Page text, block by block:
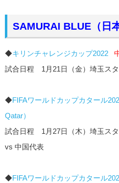
SAMURAI BLUE（日
◆キリンチャレンジカップ2022
試合日程 1月21日（金）埼玉ス
◆FIFAワールドカップカタール
Qatar）
試合日程 1月27日（木）埼玉ス
vs 中国代表
◆FIFAワールドカップカタール